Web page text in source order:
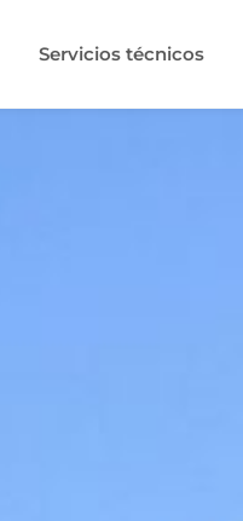
Servicios técnicos